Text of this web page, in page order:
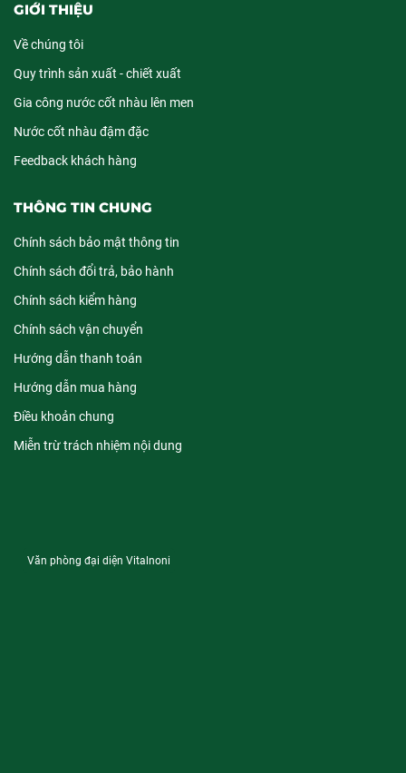
GIỚI THIỆU
Về chúng tôi
Quy trình sản xuất - chiết xuất
Gia công nước cốt nhàu lên men
Nước cốt nhàu đậm đặc
Feedback khách hàng
THÔNG TIN CHUNG
Chính sách bảo mật thông tin
Chính sách đổi trả, bảo hành
Chính sách kiểm hàng
Chính sách vận chuyển
Hướng dẫn thanh toán
Hướng dẫn mua hàng
Điều khoản chung
Miễn trừ trách nhiệm nội dung
Văn phòng đại diện Vitalnoni